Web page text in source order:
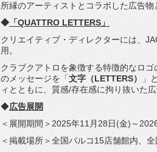
所縁のアーティストとコラボした広告物
◆ 「QUATTRO LETTERS」
クリエイティブ・ディレクターには、
用。
クラブクアトロを象徴する特徴的なロ
のメッセージを「文字（LETTERS） 」
ィとともに、質感/存在感に拘り抜いた
◆広告展開
＜展開期間＞2025年11月28日(金)～
＜掲載場所＞全国パルコ15店舗館内、 全